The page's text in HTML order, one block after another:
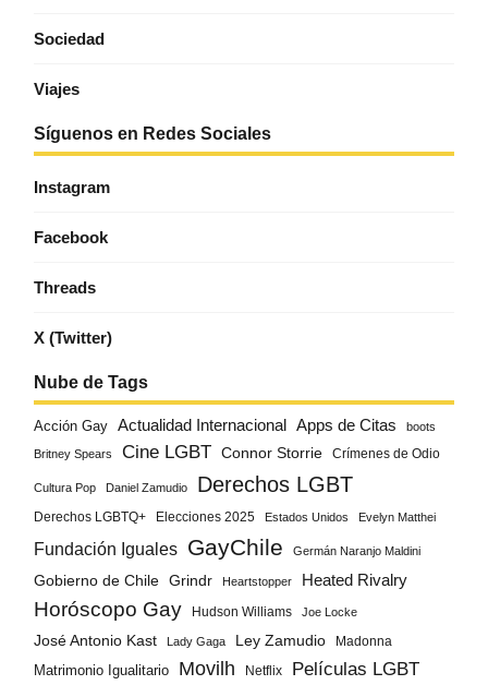
Sociedad
Viajes
Síguenos en Redes Sociales
Instagram
Facebook
Threads
X (Twitter)
Nube de Tags
Acción Gay Actualidad Internacional Apps de Citas boots
Britney Spears Cine LGBT Connor Storrie Crímenes de Odio
Cultura Pop Daniel Zamudio Derechos LGBT
Derechos LGBTQ+ Elecciones 2025 Estados Unidos Evelyn Matthei
Fundación Iguales GayChile Germán Naranjo Maldini
Gobierno de Chile Grindr Heartstopper Heated Rivalry
Horóscopo Gay Hudson Williams Joe Locke
José Antonio Kast Lady Gaga Ley Zamudio Madonna
Matrimonio Igualitario Movilh Netflix Películas LGBT